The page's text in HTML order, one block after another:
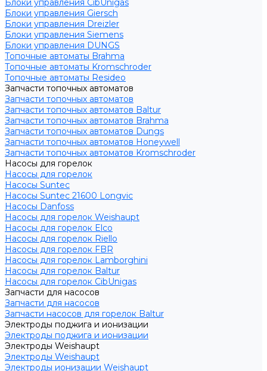
Блоки управления CibUnigas
Блоки управления Giersch
Блоки управления Dreizler
Блоки управления Siemens
Блоки управления DUNGS
Топочные автоматы Brahma
Топочные автоматы Kromschroder
Топочные автоматы Resideo
Запчасти топочных автоматов
Запчасти топочных автоматов
Запчасти топочных автоматов Baltur
Запчасти топочных автоматов Brahma
Запчасти топочных автоматов Dungs
Запчасти топочных автоматов Honeywell
Запчасти топочных автоматов Kromschroder
Насосы для горелок
Насосы для горелок
Насосы Suntec
Насосы Suntec 21600 Longvic
Насосы Danfoss
Насосы для горелок Weishaupt
Насосы для горелок Elco
Насосы для горелок Riello
Насосы для горелок FBR
Насосы для горелок Lamborghini
Насосы для горелок Baltur
Насосы для горелок CibUnigas
Запчасти для насосов
Запчасти для насосов
Запчасти насосов для горелок Baltur
Электроды поджига и ионизации
Электроды поджига и ионизации
Электроды Weishaupt
Электроды Weishaupt
Электроды ионизации Weishaupt